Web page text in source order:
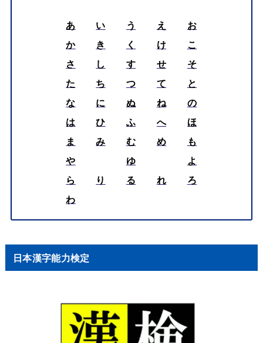
あ い う え
お
か
き く け
こ
さ
し す せ
そ
た
ち つ て
と
な
に ぬ ね
の
は
ひ ふ へ
ほ
ま
み む め
も
や
ゆ
よ
ら
り る れ
ろ
わ
日本漢字能力検定